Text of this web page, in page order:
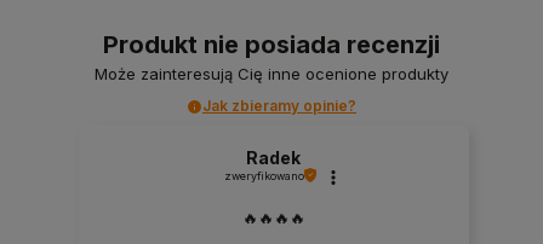
Produkt nie posiada recenzji
Może zainteresują Cię inne ocenione produkty
Jak zbieramy opinie?
Radek
zweryfikowano
🔥🔥🔥🔥